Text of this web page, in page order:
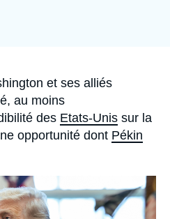
et ses alliés
au moins
des Etats-Unis sur la
opportunité dont Pékin